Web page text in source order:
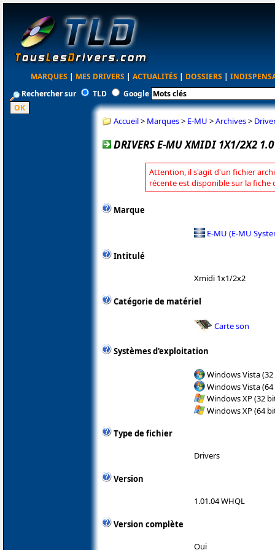
MARQUES | MES DRIVERS | ACTUALITÉS | DOSSIERS |
Rechercher sur
TLD Google
Accueil> Marques> E-MU >Archives>
DRIVERS E-MU XMIDI 1X1/2X2
Attention, il s'agit d'un fichier
récente est disponible sur la fiche
Marque
E-MU (E-MU
Intitulé
Xmidi 1x1/2x2
Catégorie de matériel
Carte son
Systèmes d'exploitation
Windows Vista
Windows Vista
Windows XP (32
Windows XP (64
Type de fichier
Drivers
Version
1.01.04 WHQL
Version complète
Oui